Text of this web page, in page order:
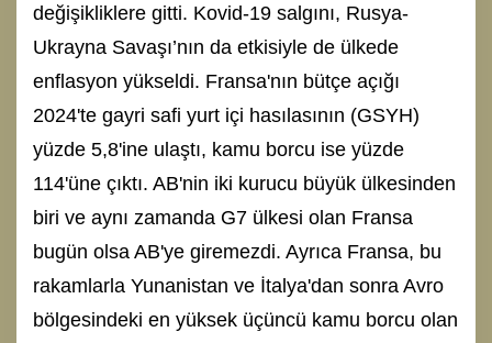
değişikliklere gitti. Kovid-19 salgını, Rusya-
Ukrayna Savaşı’nın da etkisiyle de ülkede
enflasyon yükseldi. Fransa'nın bütçe açığı
2024'te gayri safi yurt içi hasılasının (GSYH)
yüzde 5,8'ine ulaştı, kamu borcu ise yüzde
114'üne çıktı. AB'nin iki kurucu büyük ülkesinden
biri ve aynı zamanda G7 ülkesi olan Fransa
bugün olsa AB'ye giremezdi. Ayrıca Fransa, bu
rakamlarla Yunanistan ve İtalya'dan sonra Avro
bölgesindeki en yüksek üçüncü kamu borcu olan